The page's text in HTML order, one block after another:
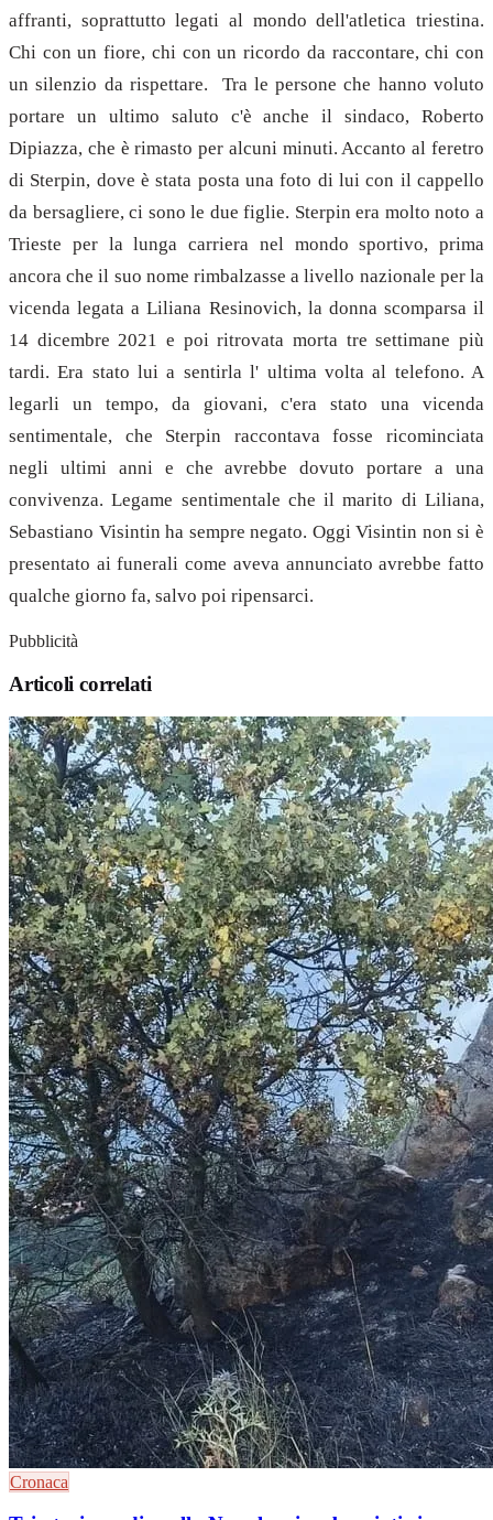
affranti, soprattutto legati al mondo dell'atletica triestina.
Chi con un fiore, chi con un ricordo da raccontare, chi con
un silenzio da rispettare. Tra le persone che hanno voluto
portare un ultimo saluto c'è anche il sindaco, Roberto
Dipiazza, che è rimasto per alcuni minuti. Accanto al feretro
di Sterpin, dove è stata posta una foto di lui con il cappello
da bersagliere, ci sono le due figlie. Sterpin era molto noto a
Trieste per la lunga carriera nel mondo sportivo, prima
ancora che il suo nome rimbalzasse a livello nazionale per la
vicenda legata a Liliana Resinovich, la donna scomparsa il
14 dicembre 2021 e poi ritrovata morta tre settimane più
tardi. Era stato lui a sentirla l' ultima volta al telefono. A
legarli un tempo, da giovani, c'era stato una vicenda
sentimentale, che Sterpin raccontava fosse ricominciata
negli ultimi anni e che avrebbe dovuto portare a una
convivenza. Legame sentimentale che il marito di Liliana,
Sebastiano Visintin ha sempre negato. Oggi Visintin non si è
presentato ai funerali come aveva annunciato avrebbe fatto
qualche giorno fa, salvo poi ripensarci.
Pubblicità
Articoli correlati
Cronaca